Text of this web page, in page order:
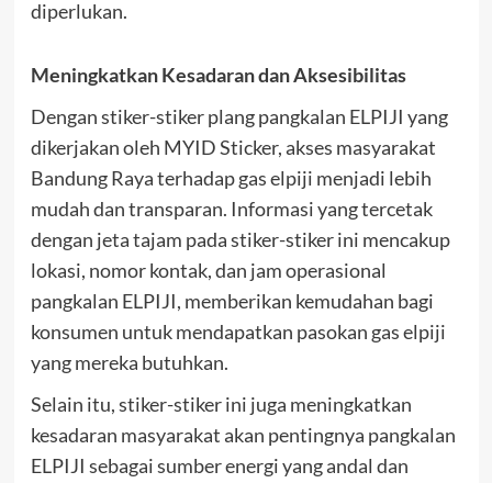
diperlukan.
Meningkatkan Kesadaran dan Aksesibilitas
Dengan stiker-stiker plang pangkalan ELPIJI yang
dikerjakan oleh MYID Sticker, akses masyarakat
Bandung Raya terhadap gas elpiji menjadi lebih
mudah dan transparan. Informasi yang tercetak
dengan jeta tajam pada stiker-stiker ini mencakup
lokasi, nomor kontak, dan jam operasional
pangkalan ELPIJI, memberikan kemudahan bagi
konsumen untuk mendapatkan pasokan gas elpiji
yang mereka butuhkan.
Selain itu, stiker-stiker ini juga meningkatkan
kesadaran masyarakat akan pentingnya pangkalan
ELPIJI sebagai sumber energi yang andal dan